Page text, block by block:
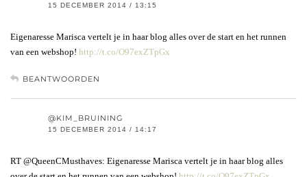
15 DECEMBER 2014 / 13:15
Eigenaresse Marisca vertelt je in haar blog alles over de start en het runnen
van een webshop! http://t.co/O97exZTpGx
BEANTWOORDEN
@KIM_BRUINING
15 DECEMBER 2014 / 14:17
RT @QueenCMusthaves: Eigenaresse Marisca vertelt je in haar blog alles